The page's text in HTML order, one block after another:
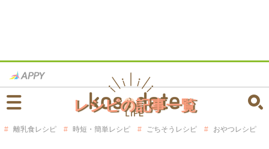
レシピの記事一覧
離乳食レシピ 時短・簡単レシピ ごちそうレシピ おやつレシピ